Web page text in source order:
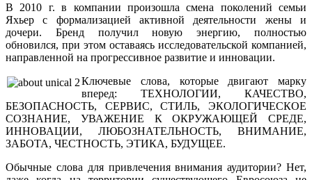
В 2010 г. в компании произошла смена поколений семьи
Яхьер с формализацией активной деятельности жены и
дочери. Бренд получил новую энергию, полностью
обновился, при этом оставаясь исследовательской компанией,
направленной на прогрессивное развитие и инновации.
Ключевые слова, которые двигают марку
вперед: ТЕХНОЛОГИИ, КАЧЕСТВО,
БЕЗОПАСНОСТЬ, СЕРВИС, СТИЛЬ, ЭКОЛОГИЧЕСКОЕ
СОЗНАНИЕ, УВАЖЕНИЕ К ОКРУЖАЮЩЕЙ СРЕДЕ,
ИННОВАЦИИ, ЛЮБОЗНАТЕЛЬНОСТЬ, ВНИМАНИЕ,
ЗАБОТА, ЧЕСТНОСТЬ, ЭТИКА, БУДУЩЕЕ.
Обычные слова для привлечения внимания аудитории? Нет,